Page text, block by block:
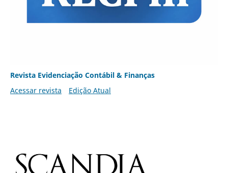
Revista Evidenciação Contábil & Finanças
Acessar revista
Edição Atual